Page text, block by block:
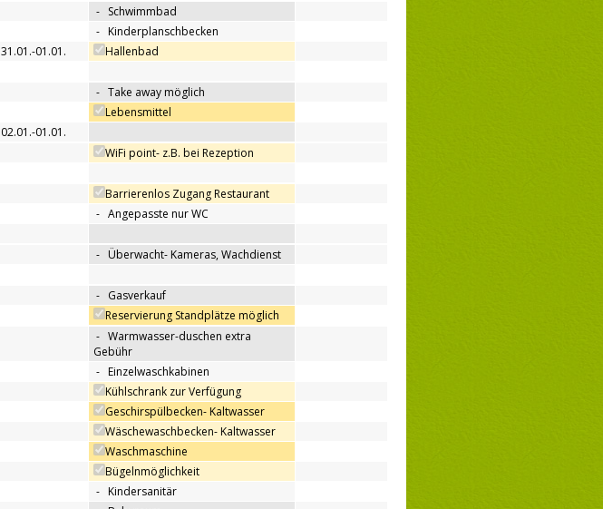
- Schwimmbad
- Kinderplanschbecken
31.01.-01.01.
Hallenbad
- Take away möglich
Lebensmittel
02.01.-01.01.
WiFi point- z.B. bei Rezeption
Barrierenlos Zugang Restaurant
- Angepasste nur WC
- Überwacht- Kameras, Wachdienst
- Gasverkauf
Reservierung Standplätze möglich
- Warmwasser-duschen extra
Gebühr
- Einzelwaschkabinen
Kühlschrank zur Verfügung
Geschirspülbecken- Kaltwasser
Wäschewaschbecken- Kaltwasser
Waschmaschine
Bügelnmöglichkeit
- Kindersanitär